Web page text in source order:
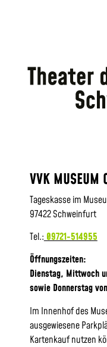
VVK MUSEUM
Tageskasse im
97422 Schweinfurt
Tel.: 09721-514955
Öffnungszeiten:
Dienstag, Mittwoch
sowie Donnerstag
Im Innenhof des
ausgewiesene
Kartenkauf nutzen